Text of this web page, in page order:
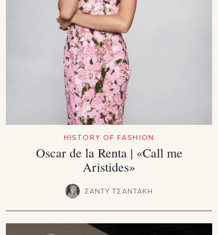
HISTORY OF FASHION
Oscar de la Renta | «Call me
Aristides»
ΣΑΝΤΥ ΤΣΑΝΤΑΚΗ